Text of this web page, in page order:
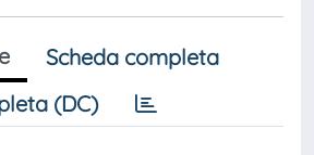
Scheda completa
(DC)